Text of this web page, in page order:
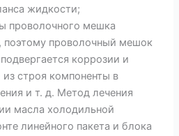
жидкости;
проволочного мешка
поэтому проволочный мешок
коррозии и
строя компоненты в
и т. д. Метод лечения
масла холодильной
линейного пакета и блока